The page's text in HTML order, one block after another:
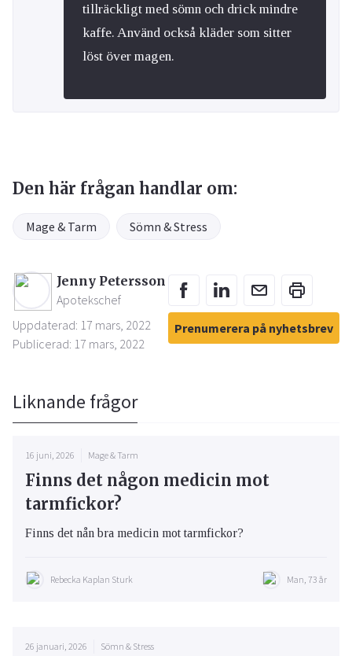
tillräckligt med sömn och drick mindre
kaffe. Använd också kläder som sitter
löst över magen.
Den här frågan handlar om:
Mage & Tarm Sömn & Stress
Jenny Petersson
Apotekschef
Uppdaterad: 17 mars, 2022
Publicerad: 17 mars, 2022
Prenumerera på nyhetsbrev
Liknande frågor
16 juni, 2026 Mage & Tarm
Finns det någon medicin mot
tarmfickor?
Finns det nån bra medicin mot tarmfickor?
Rebecka Kaplan Sturk Man, 73 år
26 januari, 2026 Sömn & Stress